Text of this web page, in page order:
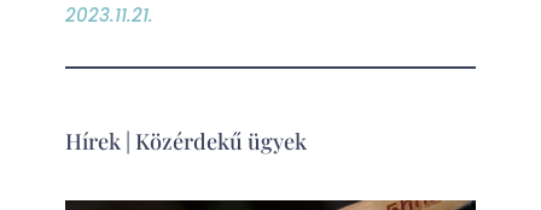
2023.11.21.
Hírek| Közérdekű ügyek